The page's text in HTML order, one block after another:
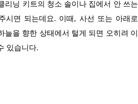
리닝 키트의 청소 솔이나 집에서 안 쓰는
시면 되는데요. 이때 , 사선 또는 아래로
늘을 향한 상태에서 털게 되면 오히려 이
있습니다.